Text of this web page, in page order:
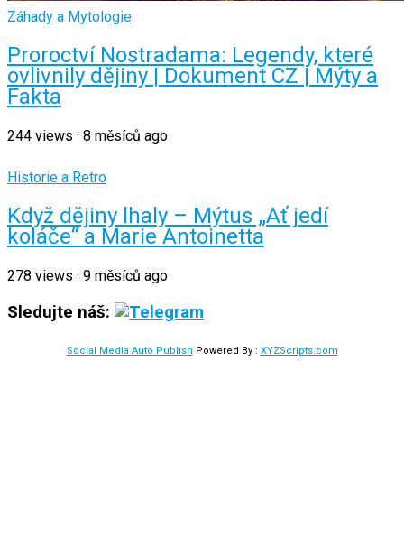
Záhady a Mytologie
Proroctví Nostradama: Legendy, které
ovlivnily dějiny | Dokument CZ | Mýty a
Fakta
244 views · 8 měsíců ago
Historie a Retro
Když dějiny lhaly – Mýtus „Ať jedí
koláče“ a Marie Antoinetta
278 views · 9 měsíců ago
Sledujte náš:
Social Media Auto Publish Powered By : XYZScripts.com